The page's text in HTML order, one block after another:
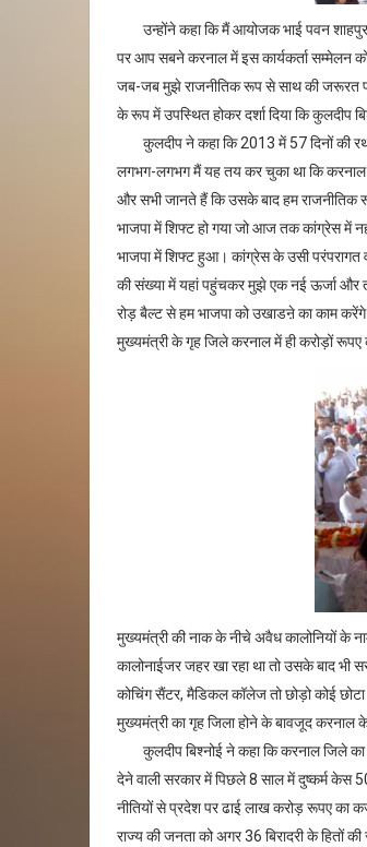
उन्होंने कहा कि मैं आयोजक भाई पवन शाहपुर
पर आप सबने करनाल में इस कार्यकर्ता सम्मेलन
जब-जब मुझे राजनीतिक रूप से साथ की जरूरत
के रूप में उपस्थित होकर दर्शा दिया कि कुलदीप
कुलदीप ने कहा कि 2013 में 57 दिनों की रथ
लगभग-लगभग मैं यह तय कर चुका था कि करनाल
और सभी जानते हैं कि उसके बाद हम राजनीतिक
भाजपा में शिफ्ट हो गया जो आज तक कांग्रेस में
भाजपा में शिफ्ट हुआ। कांग्रेस के उसी
की संख्या में यहां पहुंचकर मुझे एक नई ऊर्जा और
रोड़ बैल्ट से हम भाजपा को उखाडऩे का काम
मुख्यमंत्री के गृह जिले करनाल में ही करोड़ों रूपए
मुख्यमंत्री की नाक के नीचे अवैध कालोनियों के
कालोनाईजर जहर खा रहा था तो उसके बाद
कोचिंग सैंटर, मैडिकल कॉलेज तो छोड़ो कोई
मुख्यमंत्री का गृह जिला होने के बावजूद करनाल
कुलदीप बिश्नोई ने कहा कि करनाल जिले का
देने वाली सरकार में पिछले 8 साल में दुष्कर्म केस
नीतियों से प्रदेश पर ढाई लाख करोड़ रूपए का
राज्य की जनता को अगर 36 बिरादरी के हितों